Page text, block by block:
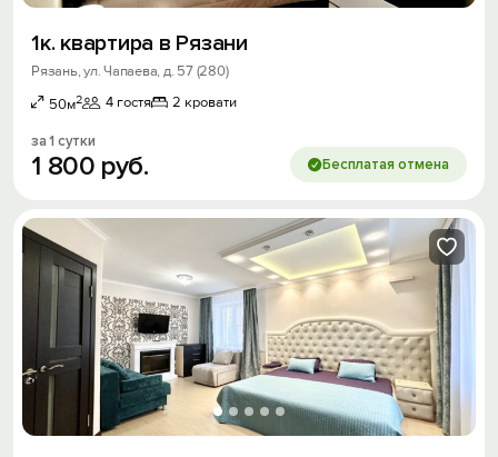
1к. квартира в Рязани
Рязань, ул. Чапаева, д. 57 (280)
50м2 4 гостя 2 кровати
за 1 сутки
1 800 руб. Бесплатая отмена